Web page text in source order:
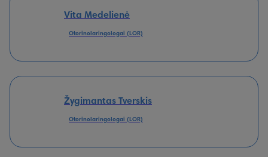
Vita Medelienė
Otorinolaringologai (LOR)
Žygimantas Tverskis
Otorinolaringologai (LOR)